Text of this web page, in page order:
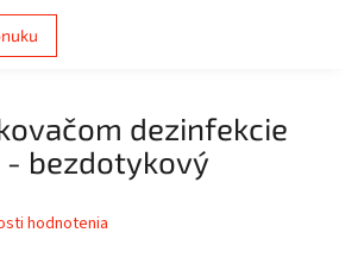
dezinfekcie
- bezdotykový
hodnotenia